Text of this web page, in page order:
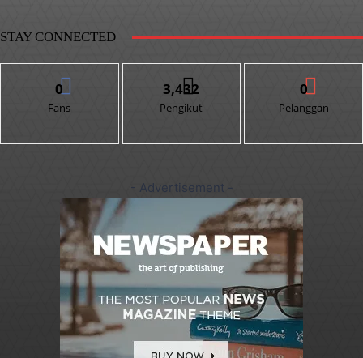
STAY CONNECTED
0
Fans
3,432
Pengikut
0
Pelanggan
- Advertisement -